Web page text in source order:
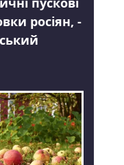
росіян, -